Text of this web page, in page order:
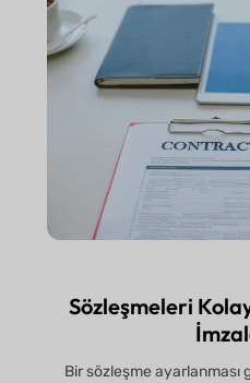
Sözleşmeleri
Bir sözleşme